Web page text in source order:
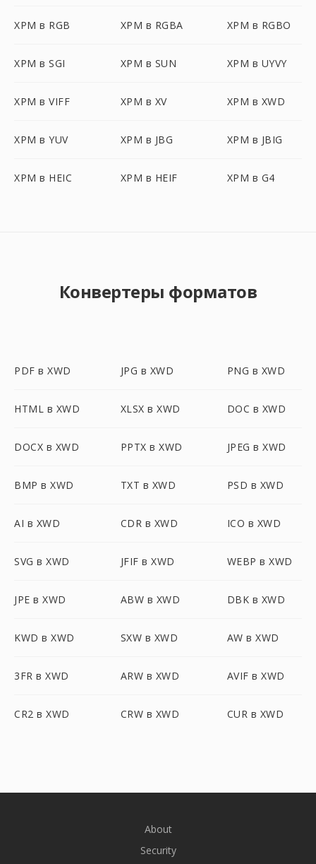
XPM в RGB XPM в RGBA XPM в RGBO
XPM в SGI XPM в SUN XPM в UYVY
XPM в VIFF XPM в XV XPM в XWD
XPM в YUV XPM в JBG XPM в JBIG
XPM в HEIC XPM в HEIF XPM в G4
Конвертеры форматов
PDF в XWD JPG в XWD PNG в XWD
HTML в XWD XLSX в XWD DOC в XWD
DOCX в XWD PPTX в XWD JPEG в XWD
BMP в XWD TXT в XWD PSD в XWD
AI в XWD CDR в XWD ICO в XWD
SVG в XWD JFIF в XWD WEBP в XWD
JPE в XWD ABW в XWD DBK в XWD
KWD в XWD SXW в XWD AW в XWD
3FR в XWD ARW в XWD AVIF в XWD
CR2 в XWD CRW в XWD CUR в XWD
About
Security